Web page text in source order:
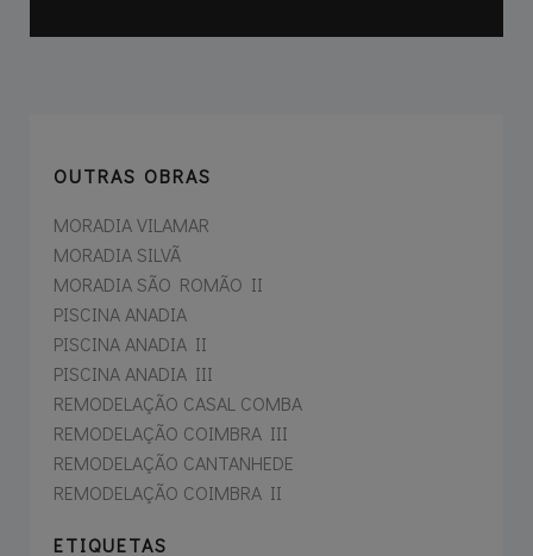
OUTRAS OBRAS
MORADIA VILAMAR
MORADIA SILVÃ
MORADIA SÃO ROMÃO II
PISCINA ANADIA
PISCINA ANADIA II
PISCINA ANADIA III
REMODELAÇÃO CASAL COMBA
REMODELAÇÃO COIMBRA III
REMODELAÇÃO CANTANHEDE
REMODELAÇÃO COIMBRA II
ETIQUETAS